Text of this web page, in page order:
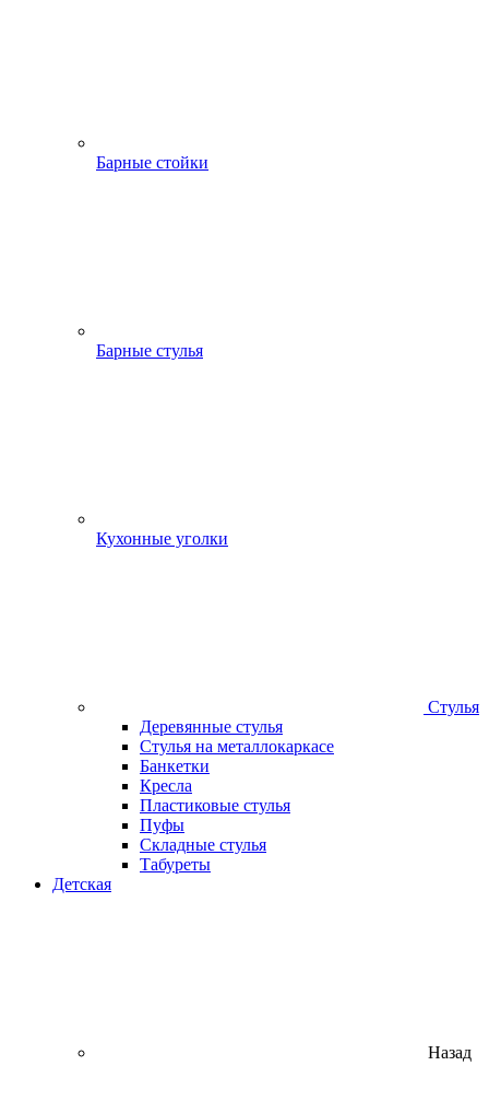
Барные стойки
Барные стулья
Кухонные уголки
Стулья
Деревянные стулья
Стулья на металлокаркасе
Банкетки
Кресла
Пластиковые стулья
Пуфы
Складные стулья
Табуреты
Детская
Назад